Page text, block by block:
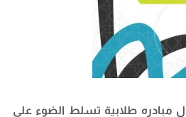
مبادره طلابية تسلط الضوء على